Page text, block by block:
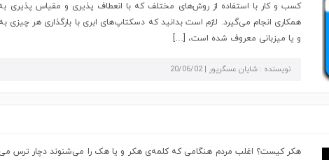
کسب و کار با استفاده از روش‌های مختلف که با انعطاف پذیری و مقیاس پذیری
همکاری انجام می‌گیرد. لازم است بدانید که دسکتاپ‌های ابری با بارگذاری هر چیزی
و یا میزبانی معروف شده است، […]
نویسنده : شایان عسگرپور | 20/06/02
هکر کیست؟ اغلب مردم هنگامی که کلمه‌ی هکر و یا هک را می‌شنوند دچار ترس